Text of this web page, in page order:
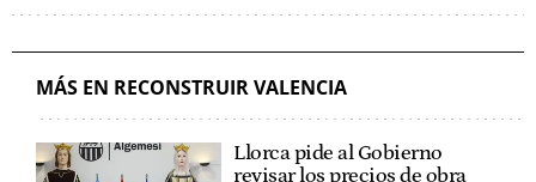
MÁS EN RECONSTRUIR VALENCIA
Llorca pide al Gobierno
revisar los precios de obra